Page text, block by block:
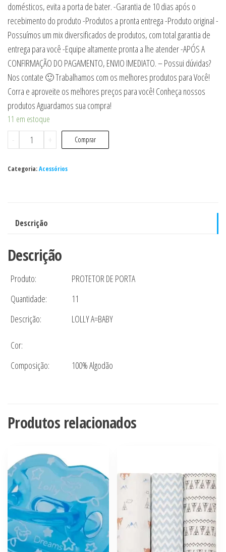
domésticos, evita a porta de bater. -Garantia de 10 dias após o
recebimento do produto -Produtos a pronta entrega -Produto original -
Possuímos um mix diversificados de produtos, com total garantia de
entrega para você -Equipe altamente pronta a lhe atender -APÓS A
CONFIRMAÇÃO DO PAGAMENTO, ENVIO IMEDIATO. – Possui dúvidas?
Nos contate 🙂 Trabalhamos com os melhores produtos para Você!
Corra e aproveite os melhores preços para você! Conheça nossos
produtos Aguardamos sua compra!
11 em estoque
-
Protetor
De
Porta
+ Comprar
Categoria:Acessórios
Descrição
Descrição
Produto:
PROTETOR DE PORTA
Quantidade:
11
Descrição:
LOLLY A=BABY
Cor:
Composição:
100% Algodão
Produtos relacionados